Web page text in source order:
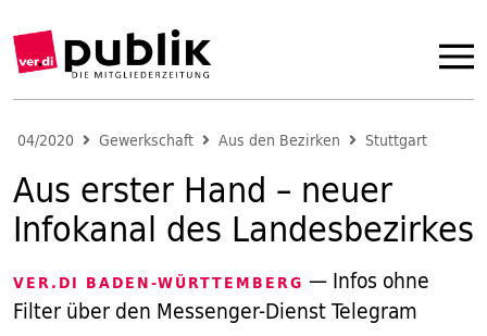
04/2020 Gewerkschaft Aus den Bezirken Stuttgart
Aus erster Hand – neuer
Infokanal des Landesbezirkes
VER.DI BADEN-WÜRTTEMBERG — Infos ohne
Filter über den Messenger-Dienst Telegram